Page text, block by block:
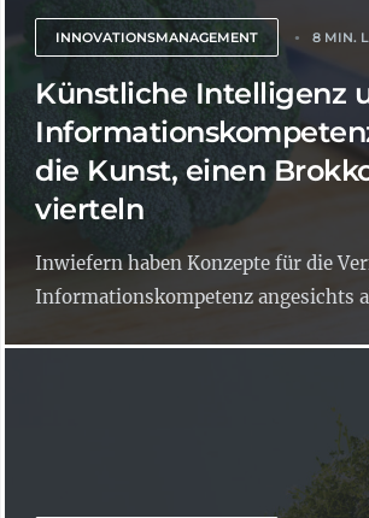
INNOVATIONSMANAGEMENT 8 MIN.
Künstliche Intelligenz
die Kunst, einen
vierteln
Inwiefern haben Konzepte für die
Informationskompetenz angesichts